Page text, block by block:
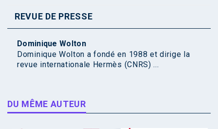
REVUE DE PRESSE
Dominique Wolton
Dominique Wolton a fondé en 1988 et dirige la
revue internationale Hermès (CNRS) ...
DU MÊME AUTEUR